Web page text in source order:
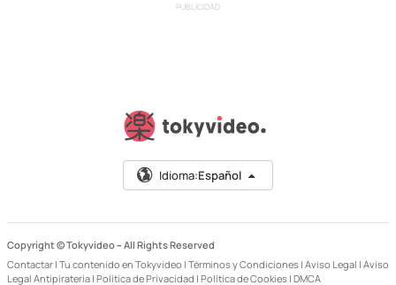
PUBLICIDAD
Idioma:Español
Copyright © Tokyvideo – All Rights Reserved
Contactar | Tu contenido en Tokyvideo | Términos y Condiciones | Aviso Legal | Aviso
Legal Antipiratería | Política de Privacidad | Política de Cookies | DMCA